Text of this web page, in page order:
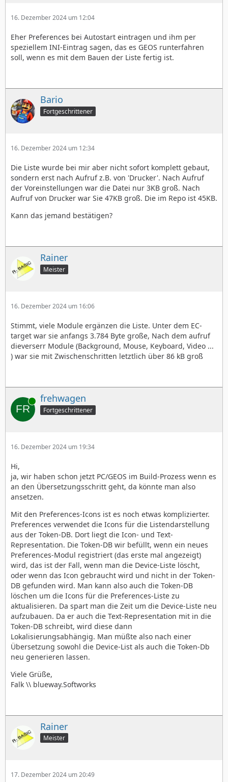
16. Dezember 2024 um 12:04
Eher Preferences bei Autostart eintragen und ihm per
speziellem INI-Eintrag sagen, das es GEOS runterfahren
soll, wenn es mit dem Bauen der Liste fertig ist.
Bario
Fortgeschrittener
16. Dezember 2024 um 12:34
Die Liste wurde bei mir aber nicht sofort komplett gebaut,
sondern erst nach Aufruf z.B. von 'Drucker'. Nach Aufruf
der Voreinstellungen war die Datei nur 3KB groß. Nach
Aufruf von Drucker war Sie 47KB groß. Die im Repo ist 45KB.
Kann das jemand bestätigen?
Rainer
Meister
16. Dezember 2024 um 16:06
Stimmt, viele Module ergänzen die Liste. Unter dem EC-
target war sie anfangs 3.784 Byte große, Nach dem aufruf
dieverserr Module (Background, Mouse, Keyboard, Video ...
) war sie mit Zwischenschritten letztlich über 86 kB groß
Online frehwagen
Fortgeschrittener
16. Dezember 2024 um 19:34
Hi,
ja, wir haben schon jetzt PC/GEOS im Build-Prozess wenn es
an den Übersetzungsschritt geht, da könnte man also
ansetzen.
Mit den Preferences-Icons ist es noch etwas komplizierter.
Preferences verwendet die Icons für die Listendarstellung
aus der Token-DB. Dort liegt die Icon- und Text-
Representation. Die Token-DB wir befüllt, wenn ein neues
Preferences-Modul registriert (das erste mal angezeigt)
wird, das ist der Fall, wenn man die Device-Liste löscht,
oder wenn das Icon gebraucht wird und nicht in der Token-
DB gefunden wird. Man kann also auch die Token-DB
löschen um die Icons für die Preferences-Liste zu
aktualisieren. Da spart man die Zeit um die Device-Liste neu
aufzubauen. Da er auch die Text-Representation mit in die
Token-DB schreibt, wird diese dann
Lokalisierungsabhängig. Man müßte also nach einer
Übersetzung sowohl die Device-List als auch die Token-Db
neu generieren lassen.
Viele Grüße,
Falk \\ blueway.Softworks
Rainer
Meister
17. Dezember 2024 um 20:49